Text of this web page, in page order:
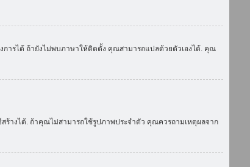
ารได้ ถ้ายังไม่พบภาษาให้ติดตั้ง คุณสามารถแปลด้วยตัวเองได้. คุณ
างได้. ถ้าคุณไม่สามารถใช้รูปภาพประจำตัว คุณควรถามเหตุผลจาก